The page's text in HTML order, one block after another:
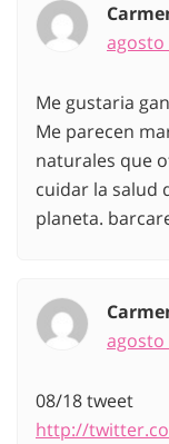
agosto
Me gustaria
Me parecen
naturales que
cuidar la salud
planeta.
agosto
08/18 tweet
http://